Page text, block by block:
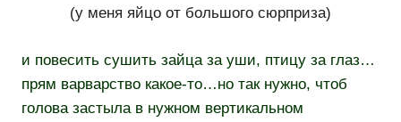
(у меня яйцо от большого сюрприза)
и повесить сушить зайца за уши, птицу за глаз…
прям варварство какое-то…но так нужно, чтоб
голова застыла в нужном вертикальном